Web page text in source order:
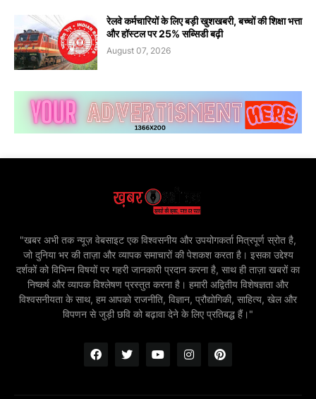
रेलवे कर्मचारियों के लिए बड़ी खुशखबरी, बच्चों की शिक्षा भत्ता
और हॉस्टल पर 25% सब्सिडी बढ़ी
August 07, 2026
"खबर अभी तक न्यूज़ वेबसाइट एक विश्वसनीय और उपयोगकर्ता मित्रपूर्ण स्रोत है,
जो दुनिया भर की ताज़ा और व्यापक समाचारों की पेशकश करता है। इसका उद्देश्य
दर्शकों को विभिन्न विषयों पर गहरी जानकारी प्रदान करना है, साथ ही ताज़ा खबरों का
निष्कर्ष और व्यापक विश्लेषण प्रस्तुत करना है। हमारी अद्वितीय विशेषज्ञता और
विश्वसनीयता के साथ, हम आपको राजनीति, विज्ञान, प्रौद्योगिकी, साहित्य, खेल और
विपणन से जुड़ी छवि को बढ़ावा देने के लिए प्रतिबद्ध हैं।"